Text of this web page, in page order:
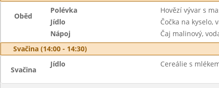
Oběd
Polévka
Hovězí vývar s
Jídlo
Čočka na kyselo,
Nápoj
Čaj malinový,
Svačina (14:00 - 14:30)
Svačina
Jídlo Cereálie s